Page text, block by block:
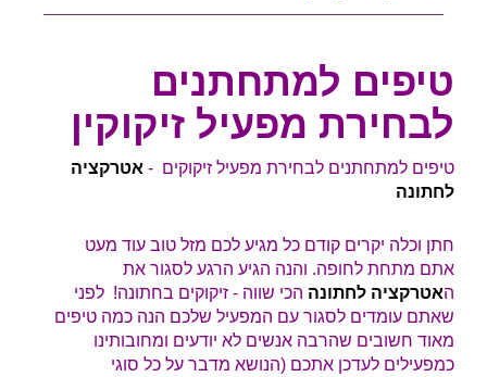
קבוצת וואטסאפ-ספקים עונים LIVE
טיפים למתחתנים
לבחירת מפעיל זיקוקין
טיפים למתחתנים לבחירת מפעיל זיקוקים - אטרקציה
לחתונה
חתן וכלה יקרים קודם כל מגיע לכם מזל טוב עוד מעט
אתם מתחת לחופה. והנה הגיע הרגע לסגור את
האטרקציה לחתונה הכי שווה - זיקוקים בחתונה! לפני
שאתם עומדים לסגור עם המפעיל שלכם הנה כמה טיפים
מאוד חשובים שהרבה אנשים לא יודעים ומחובותינו
כמפעילים לעדכן אתכם (הנושא מדבר על כל סוגי